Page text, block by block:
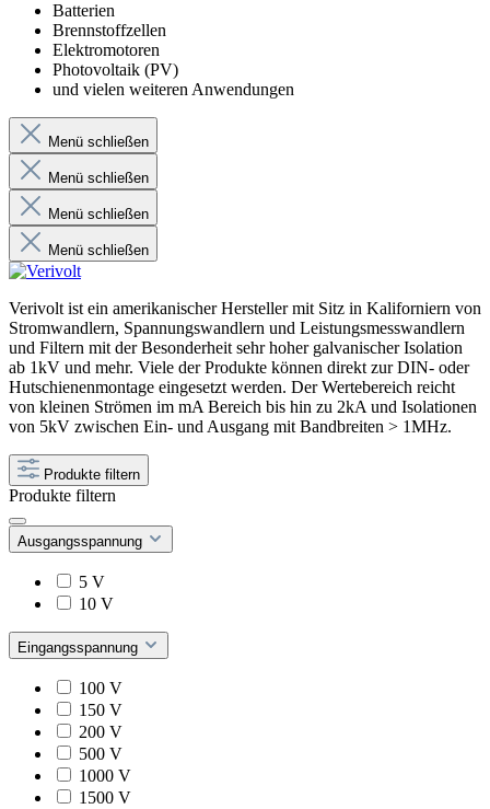
Batterien
Brennstoffzellen
Elektromotoren
Photovoltaik (PV)
und vielen weiteren Anwendungen
Menü schließen
Menü schließen
Menü schließen
Menü schließen
Verivolt ist ein amerikanischer Hersteller mit Sitz in Kaliforniern von
Stromwandlern, Spannungswandlern und Leistungsmesswandlern
und Filtern mit der Besonderheit sehr hoher galvanischer Isolation
ab 1kV und mehr. Viele der Produkte können direkt zur DIN- oder
Hutschienenmontage eingesetzt werden. Der Wertebereich reicht
von kleinen Strömen im mA Bereich bis hin zu 2kA und Isolationen
von 5kV zwischen Ein- und Ausgang mit Bandbreiten > 1MHz.
Produkte filtern
Produkte filtern
Ausgangsspannung
5 V
10 V
Eingangsspannung
100 V
150 V
200 V
500 V
1000 V
1500 V